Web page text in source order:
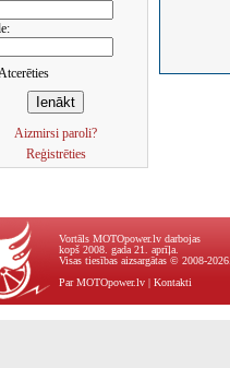
Aizmirsi paroli?
Reģistrēties
Vortāls MOTOpower.lv darbojas
kopš 2008. gada 21. aprīļa.
Visas tiesības aizsargātas © 2008-2026.
Par MOTOpower.lv | Kontakti